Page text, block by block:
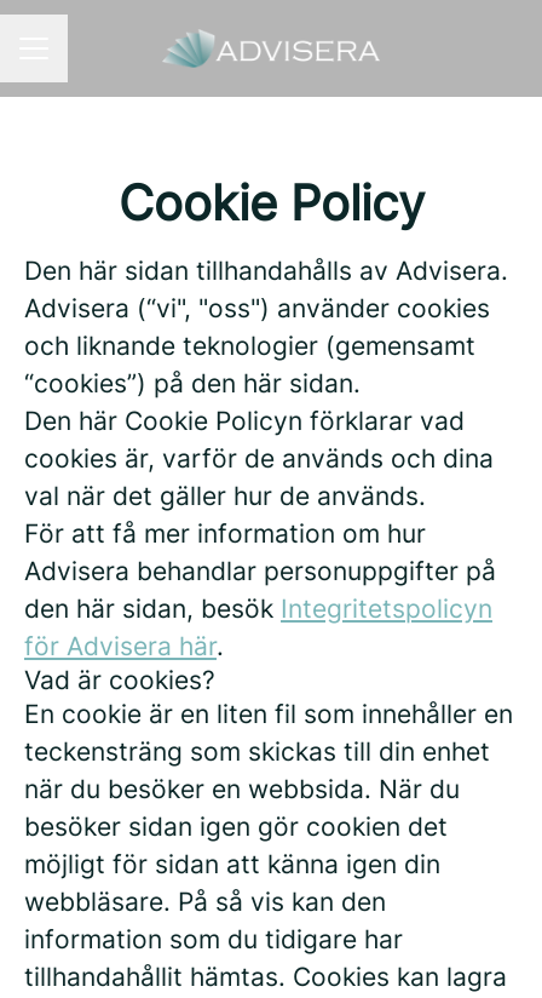
Cookie Policy
Den här sidan tillhandahålls av Advisera.
Advisera (“vi", "oss") använder cookies
och liknande teknologier (gemensamt
“cookies”) på den här sidan.
Den här Cookie Policyn förklarar vad
cookies är, varför de används och dina
val när det gäller hur de används.
För att få mer information om hur
Advisera behandlar personuppgifter på
den här sidan, besök Integritetspolicyn
för Advisera här.
Vad är cookies?
En cookie är en liten fil som innehåller en
teckensträng som skickas till din enhet
när du besöker en webbsida. När du
besöker sidan igen gör cookien det
möjligt för sidan att känna igen din
webbläsare. På så vis kan den
information som du tidigare har
tillhandahållit hämtas. Cookies kan lagra